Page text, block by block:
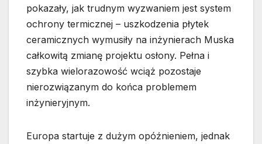
pokazały, jak trudnym wyzwaniem jest system
ochrony termicznej – uszkodzenia płytek
ceramicznych wymusiły na inżynierach Muska
całkowitą zmianę projektu osłony. Pełna i
szybka wielorazowość wciąż pozostaje
nierozwiązanym do końca problemem
inżynieryjnym.
Europa startuje z dużym opóźnieniem, jednak